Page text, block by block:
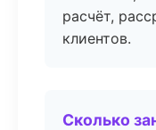
расчёт,
клиентов.
Сколько